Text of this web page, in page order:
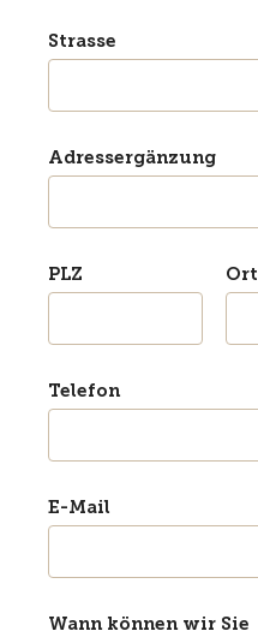
Strasse
Adressergänzung
PLZ Ort
Telefon
E-Mail
Wann können wir Sie